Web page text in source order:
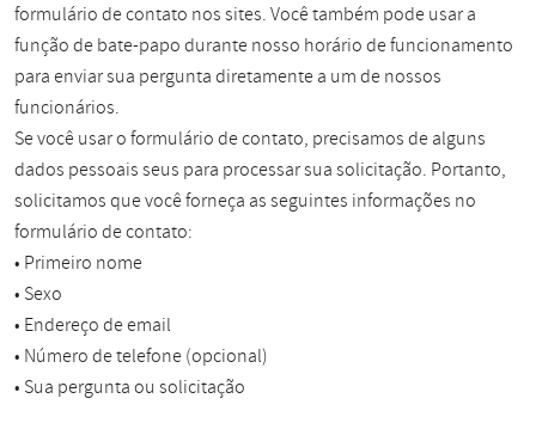
formulário de contato nos sites. Você também pode usar a
função de bate-papo durante nosso horário de funcionamento
para enviar sua pergunta diretamente a um de nossos
funcionários.
Se você usar o formulário de contato, precisamos de alguns
dados pessoais seus para processar sua solicitação. Portanto,
solicitamos que você forneça as seguintes informações no
formulário de contato:
• Primeiro nome
• Sexo
• Endereço de email
• Número de telefone (opcional)
• Sua pergunta ou solicitação